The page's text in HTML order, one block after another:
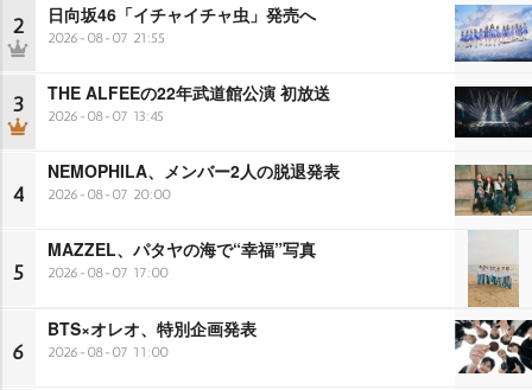
2 日向坂46「イチャイチャ虫」発売へ
2026-08-07 21:55
3 THE ALFEEの22年武道館公演 初放送
2026-08-07 13:45
4
NEMOPHILA、メンバー2人の脱退発表
2026-08-07 20:00
5
MAZZEL、パタヤの海で“幸福”写真
2026-08-07 17:00
6
BTS×オレオ、特別企画発表
2026-08-07 11:00